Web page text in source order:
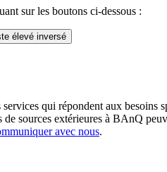
sur les boutons ci-dessous :
élevé inversé
qui répondent aux besoins
de sources extérieures à BAnQ
avec nous.